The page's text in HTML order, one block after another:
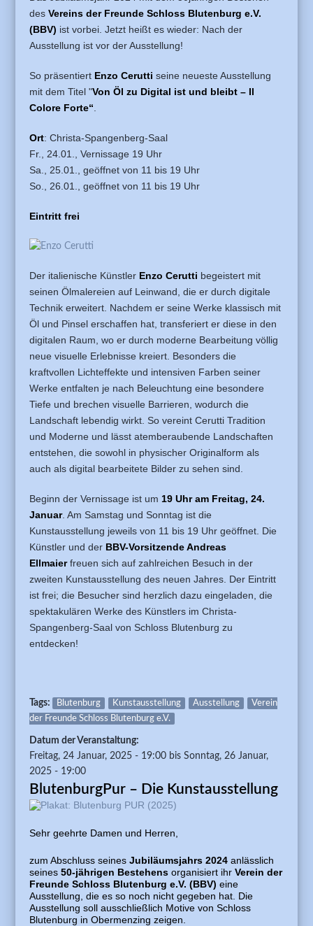
desVereins der Freunde Schloss Blutenburg e.V.
(BBV) ist vorbei. Jetzt heißt es wieder: Nach der
Ausstellung ist vor der Ausstellung!
So präsentiert Enzo Cerutti seine neueste Ausstellung
mit dem Titel "Von Öl zu Digital ist und bleibt – Il
Colore Forte“
Ort: Christa-Spangenberg-Saal
Fr., 24.01.,Vernissage 19 Uhr
Sa., 25.01.,geöffnet von 11 bis 19 Uhr
So., 26.01., geöffnet von 11 bis 19 Uhr
Eintritt frei
Der italienische Künstler Enzo Cerutti begeistert mit
seinen Ölmalereien auf Leinwand, die er durch digitale
Technik erweitert. Nachdem er seine Werke klassisch mit
Öl und Pinsel erschaffen hat, transferiert er diese in den
digitalen Raum, wo er durch moderne Bearbeitung völlig
neue visuelle Erlebnisse kreiert. Besonders die
kraftvollen Lichteffekte und intensiven Farben seiner
Werke entfalten je nach Beleuchtung eine besondere
Tiefe und brechen visuelle Barrieren, wodurch die
Landschaft lebendig wirkt. So vereint Cerutti Tradition
und Moderne und lässt atemberaubende Landschaften
entstehen, die sowohl in physischer Originalform als
auch als digital bearbeitete Bilder zu sehen sind.
Beginn der Vernissage ist um 19 Uhr am Freitag, 24.
Januar. Am Samstag und Sonntag ist die
Kunstausstellung jeweils von 11 bis 19 Uhr geöffnet. Die
Künstler und der BBV-Vorsitzende Andreas
Ellmaierfreuen sich auf zahlreichen Besuch in der
zweiten Kunstausstellung des neuen Jahres. Der Eintritt
ist frei; die Besucher sind herzlich dazu eingeladen, die
spektakulären Werke des Künstlers im Christa-
Spangenberg-Saal von Schloss Blutenburg zu
entdecken!
Tags: Blutenburg Kunstausstellung Ausstellung
Verein
der Freunde Schloss Blutenburg e.V.
Datum der Veranstaltung:
Freitag, 24 Januar, 2025 - 19:00 bisSonntag, 26 Januar,
2025 - 19:00
BlutenburgPur – Die Kunstausstellung
Sehr geehrte Damen und Herren,
zum Abschluss seinesJubiläumsjahrs 2024anlässlich
seines50-jährigen Bestehensorganisiert ihrVerein der
Freunde Schloss Blutenburg e.V. (BBV)eine
Ausstellung, die es so noch nicht gegeben hat. Die
Ausstellung soll ausschließlich Motive von Schloss
Blutenburg in Obermenzing zeigen.